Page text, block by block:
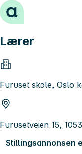
Hopp til innhold
Lærer
Furuset skole, Oslo
Furusetveien 15,
Stillingsannonsen